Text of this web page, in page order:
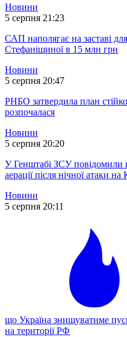
Новини
5 серпня 21:23
САП наполягає на заставі
Стефанішиної в 15 млн грн
Новини
5 серпня 20:47
РНБО затвердила план
розпочалася
Новини
5 серпня 20:20
У Генштабі ЗСУ повідомили
аерації після нічної атаки
Новини
5 серпня 20:11
що Україна знищуватиме
на території РФ